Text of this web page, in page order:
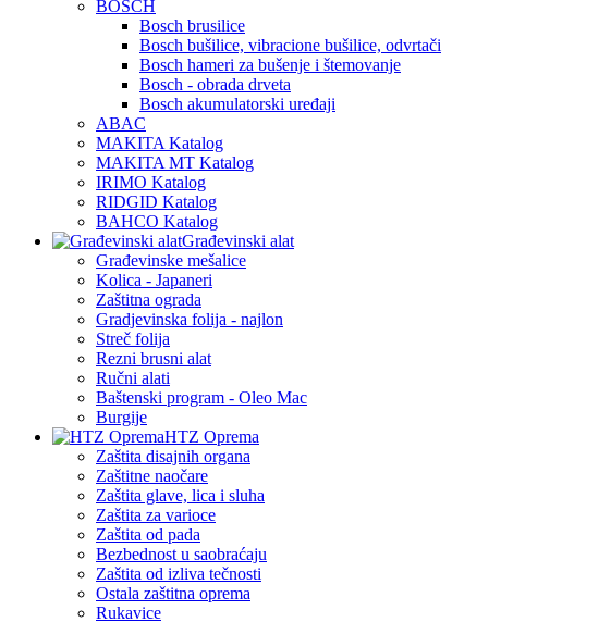
BOSCH
Bosch brusilice
Bosch bušilice, vibracione bušilice, odvrtači
Bosch hameri za bušenje i štemovanje
Bosch - obrada drveta
Bosch akumulatorski uređaji
ABAC
MAKITA Katalog
MAKITA MT Katalog
IRIMO Katalog
RIDGID Katalog
BAHCO Katalog
Građevinski alat
Građevinske mešalice
Kolica - Japaneri
Zaštitna ograda
Gradjevinska folija - najlon
Streč folija
Rezni brusni alat
Ručni alati
Baštenski program - Oleo Mac
Burgije
HTZ Oprema
Zaštita disajnih organa
Zaštitne naočare
Zaštita glave, lica i sluha
Zaštita za varioce
Zaštita od pada
Bezbednost u saobraćaju
Zaštita od izliva tečnosti
Ostala zaštitna oprema
Rukavice